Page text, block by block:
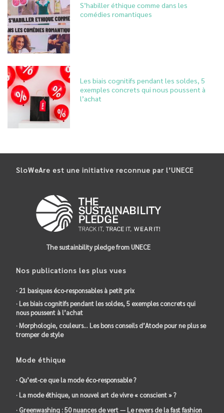
S’habiller éthique comme dans les
comédies romantiques
Les biais cognitifs pendant les soldes, 5
exemples concrets qui nous poussent à
l’achat
SloWeAre est une initiative reconnue par l’UNECE
The sustainbility pledge from UNECE
Nos publications les plus vues
· 21 basiques éco-responsables à petit prix
· Les biais cognitifs pendant les soldes, 5 exemples concrets qui
nous poussent à l’achat
· Morphologie, couleurs… Les bons conseils d’Atode pour ne plus se
tromper de style
Mode éthique
· Qu’est-ce que la mode éco-responsable ?
· La modeéthique, un nouvel art de vivre « conscient » ?
· Greenwashing : 50 nuances de vert — Le revers de lafast fashion